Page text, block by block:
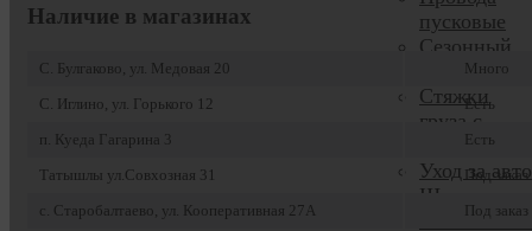
пусковые
Сезонный
ассортимент
Стяжки
груза с
храповиком
Уход за авто
Щетки
Наличие в магазинах
С. Булгаково, ул. Медовая 20
Много
С. Иглино, ул. Горького 12
Есть
п. Куеда Гагарина 3
Есть
Татышлы ул.Совхозная 31
Под заказ
с. Старобалтаево, ул. Кооперативная 27А
Под заказ